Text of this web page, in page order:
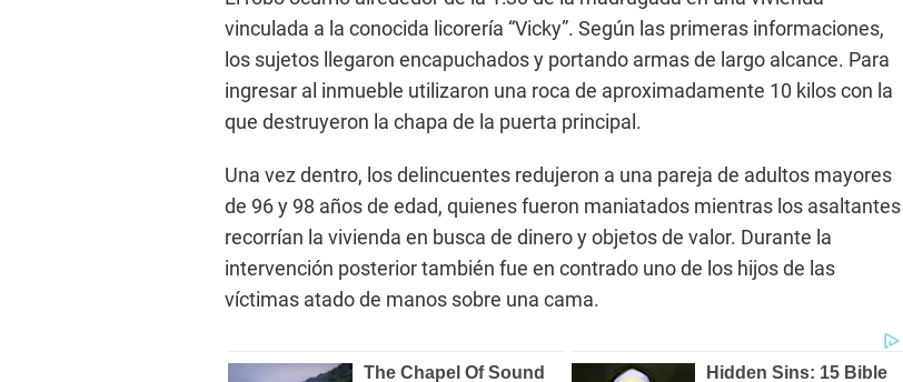
vinculada a la conocida licorería “Vicky”. Según las primeras informaciones,
los sujetos llegaron encapuchados y portando armas de largo alcance. Para
ingresar al inmueble utilizaron una roca de aproximadamente 10 kilos con la
que destruyeron la chapa de la puerta principal.
Una vez dentro, los delincuentes redujeron a una pareja de adultos mayores
de 96 y 98 años de edad, quienes fueron maniatados mientras los asaltantes
recorrían la vivienda en busca de dinero y objetos de valor. Durante la
intervención posterior también fue en contrado uno de los hijos de las
víctimas atado de manos sobre una cama.